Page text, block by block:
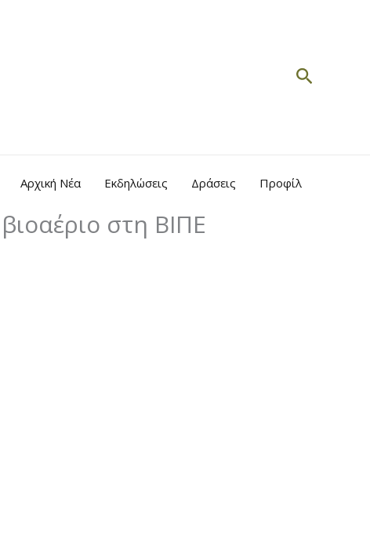
Search
Αρχική Νέα Εκδηλώσεις Δράσεις Προφίλ
στη ΒΙΠΕ